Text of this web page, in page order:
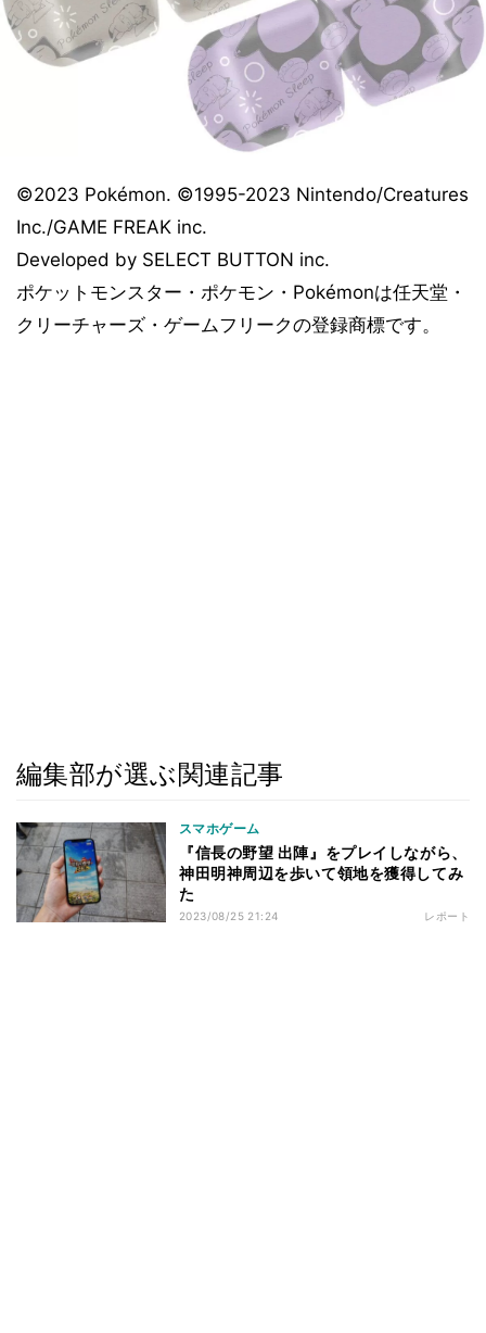
©2023 Pokémon. ©1995-2023 Nintendo/Creatures
Inc./GAME FREAK inc.
Developed by SELECT BUTTON inc.
ポケットモンスター・ポケモン・Pokémonは任天堂・
クリーチャーズ・ゲームフリークの登録商標です。
編集部が選ぶ関連記事
スマホゲーム
『信長の野望 出陣』をプレイしながら、
神田明神周辺を歩いて領地を獲得してみ
た
2023/08/25 21:24 レポート